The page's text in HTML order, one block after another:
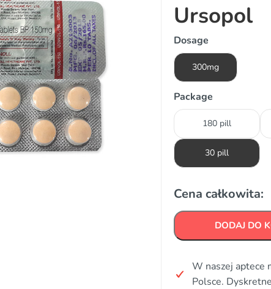
Ursopol
Dosage
300mg
Package
180 pill
30 pill
Cena całkowita:
DODAJ DO
W naszej aptece
Polsce.